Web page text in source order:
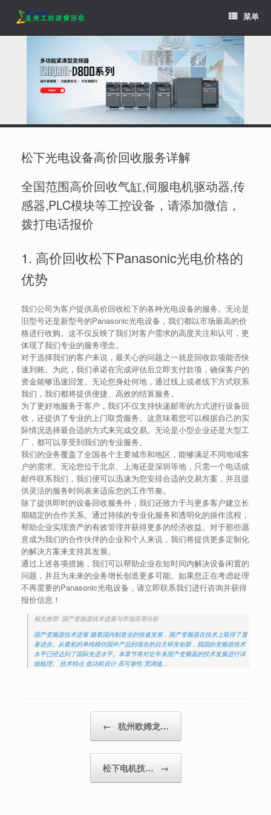
content
菜单
松下光电设备高价回收服务详解
全国范围高价回收气缸,伺服电机驱动器,传
感器,PLC模块等工控设备，请添加微信，
拨打电话报价
1. 高价回收松下Panasonic光电价格的
优势
我们公司为客户提供高价回收松下的各种光电设备的服务。无论是
旧型号还是新型号的Panasonic光电设备，我们都以市场最高的价
格进行收购。这不仅反映了我们对客户需求的高度关注和认可，更
体现了我们专业的服务理念。
对于选择我们的客户来说，最关心的问题之一就是回收款项能否快
速到账。为此，我们承诺在完成评估后立即支付款项，确保客户的
资金能够迅速回笼。无论您身处何地，通过线上或者线下方式联系
我们，我们都将提供便捷、高效的结算服务。
为了更好地服务于客户，我们不仅支持快递邮寄的方式进行设备回
收，还提供了专业的上门取货服务。这意味着您可以根据自己的实
际情况选择最合适的方式来完成交易。无论是小型企业还是大型工
厂，都可以享受到我们的专业服务。
我们的业务覆盖了全国各个主要城市和地区，能够满足不同地域客
户的需求。无论您位于北京、上海还是深圳等地，只需一个电话或
邮件联系我们，我们便可以迅速为您安排合适的交易方案，并且提
供灵活的服务时间表来适应您的工作节奏。
除了提供即时的设备回收服务外，我们还致力于与更多客户建立长
期稳定的合作关系。通过持续的专业化服务和透明化的操作流程，
帮助企业实现资产的有效管理并获得更多的经济收益。对于那些愿
意成为我们的合作伙伴的企业和个人来说，我们将提供更多定制化
的解决方案来支持其发展。
通过上述各项措施，我们可以帮助企业在短时间内解决设备闲置的
问题，并且为未来的业务增长创造更多可能。如果您正在考虑处理
不再需要的Panasonic光电设备，请立即联系我们进行咨询并获得
报价信息！
相关推荐: 国产变频器技术进展与市场应用分析
国产变频器技术进展 随着国内制造业的快速发展，国产变频器在技术上取得了显
著进步。从最初的单纯模仿国外产品到现在的自主研发创新，我国的变频器技术
水平已经达到了国际先进水平。本章节将对近年来国产变频器的技术发展进行详
细梳理。 技术特点 低功耗设计 高可靠性 宽调速…
← 杭州欧姆龙…
松下电机技… →